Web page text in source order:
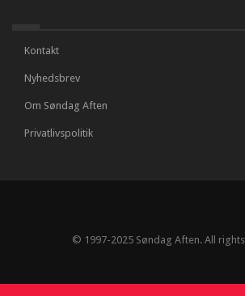
Kontakt
Nyhedsbrev
Om Søndag Aften
Privatlivspolitik
© 1997-2025 Søndag Aften. All